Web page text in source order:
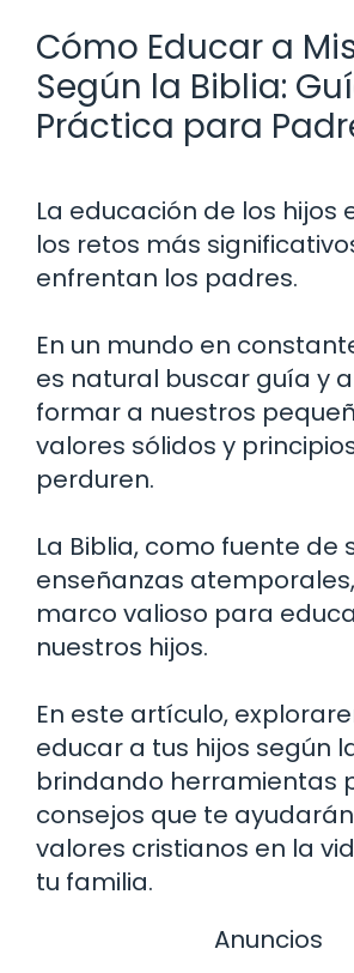
Cómo Educar a
Según la Biblia:
Práctica para
La educación de los hijos
los retos más
enfrentan los padres.
En un mundo en
es natural buscar guía y
formar a nuestros
valores sólidos y
perduren.
La Biblia, como fuente de
enseñanzas
marco valioso para
nuestros hijos.
En este artículo,
educar a tus hijos según
brindando herramientas
consejos que te
valores cristianos en la
tu familia.
Anuncios